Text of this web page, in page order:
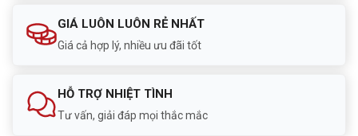
GIÁ LUÔN LUÔN RẺ NHẤT
Giá cả hợp lý, nhiều ưu đãi tốt
HỖ TRỢ NHIỆT TÌNH
Tư vấn, giải đáp mọi thắc mắc